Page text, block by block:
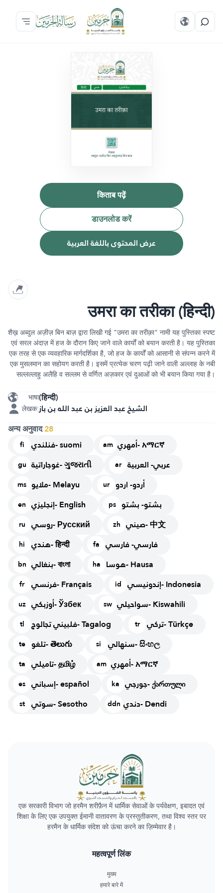
किताब पढ़ें
डाउनलोड करें
عرض المحتوى باللغة العربية
उमरा का तरीका (हिन्दी)
शैख़ अब्दुल अज़ीज़ बिन बाज़ द्वारा लिखी गई "उमरा का तरीक़ा" नामी यह पुस्तिका स्पष्ट
एवं सरल अंदाज़ में हज के दौरान किए जाने वाले कार्यों को बयान करती है। यह पुस्तिका
एक तरह से एक व्यवहारिक मार्गदर्शिका है, जो हज के कार्यों को आसानी से संपन्न करने में
एक मुसलमान का सहोयग करती है। इसमें प्रत्येक चरण पढ़ी जाने वाली अल्लाह के नबी
सल्लल्लाहु अलैहि व सल्लम से वर्णित अज़कार एवं दुआओं को भी बयान किया गया है।
भाषा(हिन्दी)
लेखक:الشيخ عبد العزيز بن عبد الله بن باز
अन्य अनुवाद28
fi فنلندي- suomi am أمهري- አማርኛ
gu غوجاراتية- ગુજરાતી ar عربي- العربية
ms ملايو- Melayu ur أردو- اردو
en إنجليزي- English ps بشتو- بشتو
ru روسي- Русский zh صيني- 中文
hi هندي- हिन्दी fa فارسي- فارسي
bn بنغالي- বাংলা ha هوسا- Hausa
fr فرنسي- Français id إندونيسي- Indonesia
uz أوزبكي- Ўзбек sw سواحيلي- Kiswahili
tl فلبيني تجالوج- Tagalog tr تركي- Türkçe
te تلغو- తెలుగు si سنهالي- සිංහල
ta تاميلي- தமிழ் am أمهري- አማርኛ
es إسباني- español ka جورجي- ქართული
st سوتي- Sesotho ddn دندي- Dendi
एक सरकारी विभाग जो हरमैन शरीफ़ैन में धार्मिक सेवाओं के पर्यवेक्षण, इबादत एवं
शिक्षा के लिए एक उपयुक्त ईमानी वातावरण के प्रस्तुतीकरण, तथा विश्व स्तर पर
हरमैन के धार्मिक संदेश को ऊंचा करने का ज़िम्मेवार है।
महत्वपूर्ण लिंक
मुख्य
हमारे बारे में